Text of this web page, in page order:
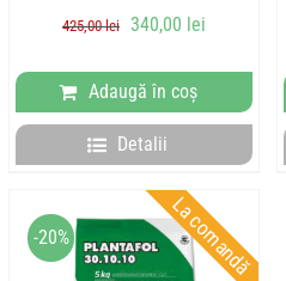
425,00lei
Prețul
a
fost:
425,00 lei.
340,00 leiPrețul
340,00 lei.
Adaugă în coș
Detalii
-20% La comandă